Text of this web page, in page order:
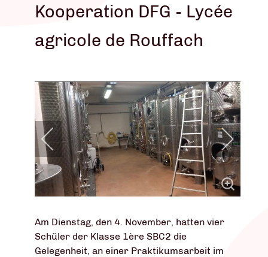
Kooperation DFG - Lycée
agricole de Rouffach
Am Dienstag, den 4. November, hatten vier
Schüler der Klasse 1ère SBC2 die
Gelegenheit, an einer Praktikumsarbeit im